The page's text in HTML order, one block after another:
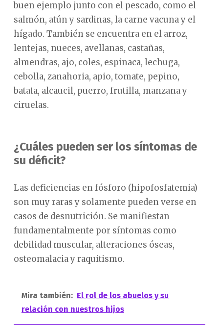
buen ejemplo junto con el pescado, como el
salmón, atún y sardinas, la carne vacuna y el
hígado. También se encuentra en el arroz,
lentejas, nueces, avellanas, castañas,
almendras, ajo, coles, espinaca, lechuga,
cebolla, zanahoria, apio, tomate, pepino,
batata, alcaucil, puerro, frutilla, manzana y
ciruelas.
¿Cuáles pueden ser los síntomas de
su déficit?
Las deficiencias en fósforo (hipofosfatemia)
son muy raras y solamente pueden verse en
casos de desnutrición. Se manifiestan
fundamentalmente por síntomas como
debilidad muscular, alteraciones óseas,
osteomalacia y raquitismo.
Mira también: El rol de los abuelos y su
relación con nuestros hijos